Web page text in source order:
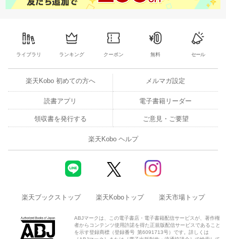
ライブラリ ランキング クーポン 無料 セール
楽天Kobo 初めての方へ メルマガ設定
読書アプリ 電子書籍リーダー
領収書を発行する ご意見・ご要望
楽天Kobo ヘルプ
楽天ブックストップ 楽天Koboトップ 楽天市場トップ
ABJマークは、この電子書店・電子書籍配信サービスが、著作権
者からコンテンツ使用許諾を得た正規版配信サービスであること
を示す登録商標（登録番号 第6091713号）です。詳しくは